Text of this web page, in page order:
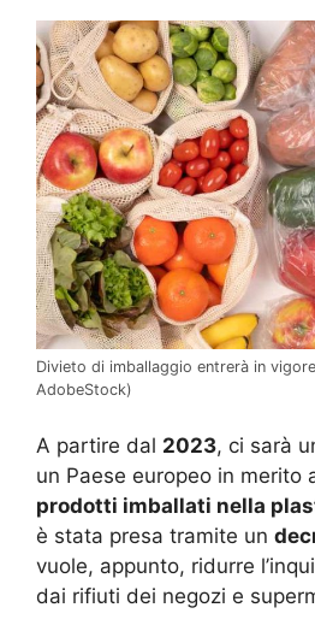
Divieto di imballaggio entrerà in
AdobeStock)
A partire dal 2023, ci sarà
un Paese europeo in merito
prodotti imballati nella
è stata presa tramite un
vuole, appunto, ridurre
dai rifiuti dei negozi e